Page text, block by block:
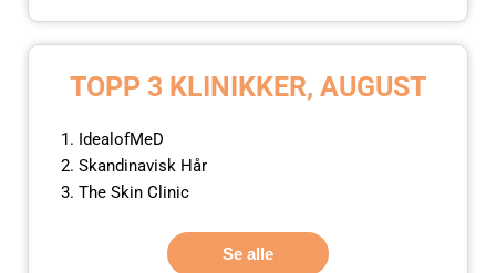
TOPP 3 KLINIKKER, AUGUST
IdealofMeD
Skandinavisk Hår
The Skin Clinic
Se alle